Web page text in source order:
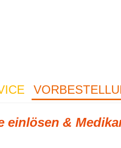
einlösen &